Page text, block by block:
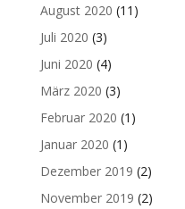
August 2020 (11)
Juli 2020 (3)
Juni 2020 (4)
März 2020 (3)
Februar 2020 (1)
Januar 2020 (1)
Dezember 2019 (2)
November 2019 (2)